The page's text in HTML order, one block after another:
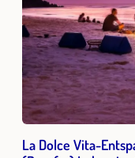
La Dolce Vita-